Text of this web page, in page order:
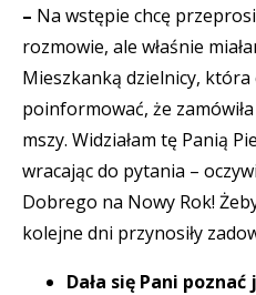
– Na wstępie chcę
rozmowie, ale właśnie
Mieszkanką dzielnicy, która
poinformować, że
mszy. Widziałam tę Panią
wracając do pytania –
Dobrego na Nowy Rok!
kolejne dni przynosiły
Dała się Pani